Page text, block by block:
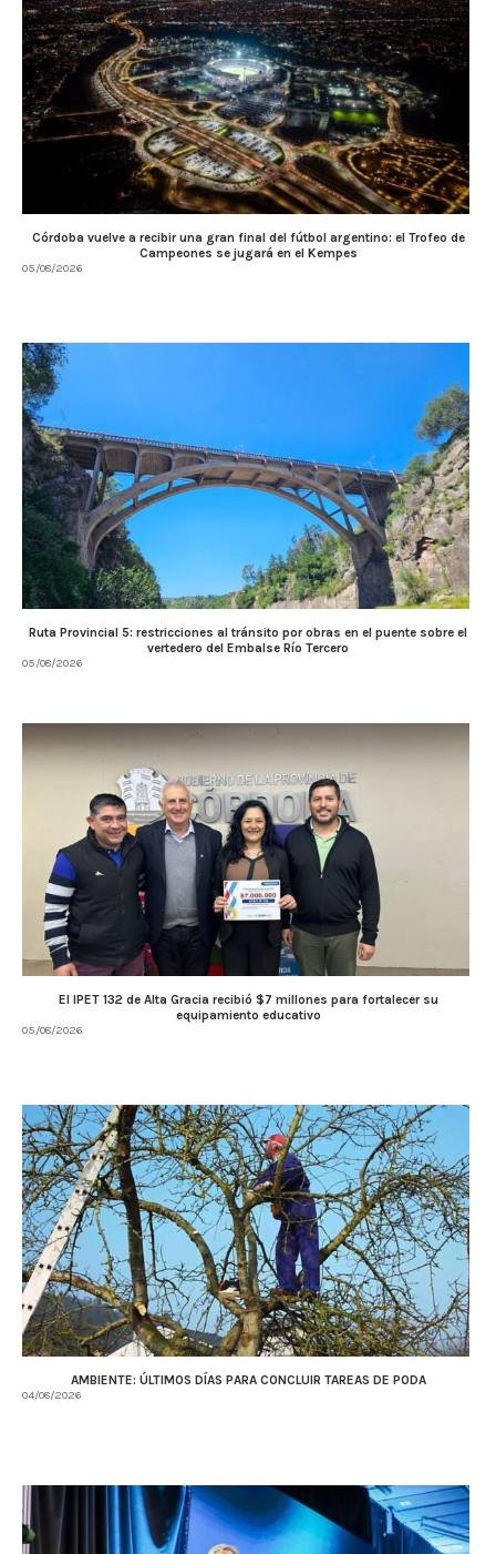
Córdoba vuelve a recibir una gran final del fútbol argentino: el Trofeo de
Campeones se jugará en el Kempes
05/08/2026
Ruta Provincial 5: restricciones al tránsito por obras en el puente sobre el
vertedero del Embalse Río Tercero
05/08/2026
El IPET 132 de Alta Gracia recibió $7 millones para fortalecer su
equipamiento educativo
05/08/2026
AMBIENTE: ÚLTIMOS DÍAS PARA CONCLUIR TAREAS DE PODA
04/08/2026